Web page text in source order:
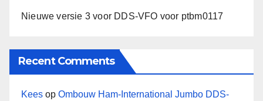
Nieuwe versie 3 voor DDS-VFO voor ptbm0117
Recent Comments
Kees op Ombouw Ham-International Jumbo DDS-